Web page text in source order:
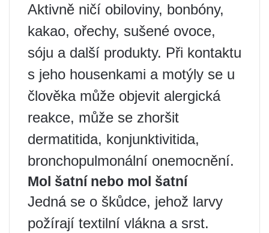
Aktivně ničí obiloviny, bonbóny,
kakao, ořechy, sušené ovoce,
sóju a další produkty. Při kontaktu
s jeho housenkami a motýly se u
člověka může objevit alergická
reakce, může se zhoršit
dermatitida, konjunktivitida,
bronchopulmonální onemocnění.
Mol šatní nebo mol šatní
Jedná se o škůdce, jehož larvy
požírají textilní vlákna a srst.